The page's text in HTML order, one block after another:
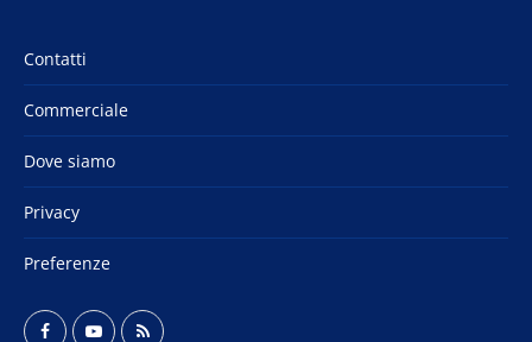
Contatti
Commerciale
Dove siamo
Privacy
Preferenze